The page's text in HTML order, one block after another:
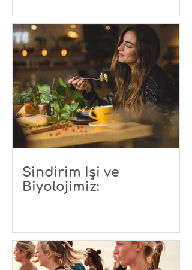
Sindirim İşi ve
Biyolojimiz: